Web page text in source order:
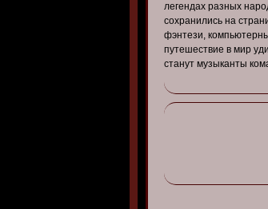
легендах разных
сохранились на
фэнтези,
путешествие в мир
станут музыканты